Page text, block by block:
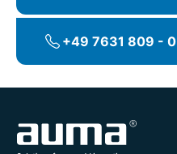
+49 7631 809 - 0